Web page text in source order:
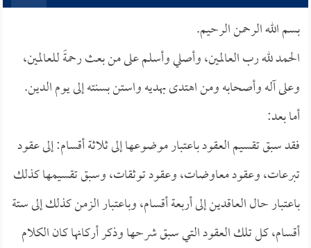
بسم الله الرحمن الرحيم.
الحمد لله رب العالمين، وأصلي وأسلم على من بعث رحمةً للعالمين،
وعلى آله وأصحابه ومن اهتدى بهديه واستن بسنته إلى يوم الدين.
أما بعد:
فقد سبق تقسيم العقود باعتبار موضوعها إلى ثلاثة أقسام: إلى عقود
تبرعات، وعقود معاوضات، وعقود توثقات، وسبق تقسيمها كذلك
باعتبار حال العاقدين إلى أربعة أقسام، وباعتبار الزمن كذلك إلى ستة
أقسام، كل تلك العقود التي سبق شرحها وذكر أركانها كان الكلام